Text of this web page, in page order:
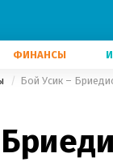
ФИНАНСЫ
Бой Усик –